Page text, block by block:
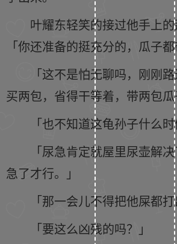
叶耀东轻笑的接过他手上的
「你还准备的挺充分的，瓜子都
「这不是怕无聊吗，刚刚
买两包，省得干等着，带两包瓜
「也不知道这龟孙子什么时
「尿急肯定就屋里尿壶解
急了才行。」
「那一会儿不得把他屎都打
「要这么凶残的吗？」